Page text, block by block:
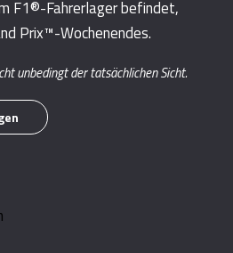
F1®-Fahrerlager befindet,
Prix™-Wochenendes.
unbedingt der tatsächlichen Sicht.